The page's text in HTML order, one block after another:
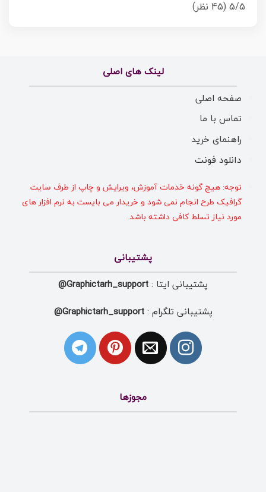
5/5 (45 نظر)
لینک های اصلی
صفحه اصلی
تماس با ما
راهنمای خرید
دانلود فونت
توجه: هیچ گونه خدمات آموزش، ویرایش و چاپ از طرف سایت
گرافیک طرح انجام نمی شود و خریدار می بایست به نرم افزار های
مورد نیاز تسلط کافی داشته باشد.
پشتیبانی
پشتیبانی ایتا : Graphictarh_support@
پشتیبانی تلگرام :Graphictarh_support@
مجوزها